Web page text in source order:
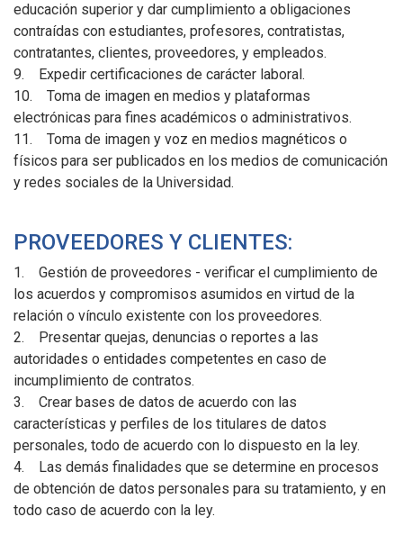
educación superior y dar cumplimiento a obligaciones
contraídas con estudiantes, profesores, contratistas,
contratantes, clientes, proveedores, y empleados.
9. Expedir certificaciones de carácter laboral.
10. Toma de imagen en medios y plataformas
electrónicas para fines académicos o administrativos.
11. Toma de imagen y voz en medios magnéticos o
físicos para ser publicados en los medios de comunicación
y redes sociales de la Universidad.
PROVEEDORES Y CLIENTES:
1. Gestión de proveedores - verificar el cumplimiento de
los acuerdos y compromisos asumidos en virtud de la
relación o vínculo existente con los proveedores.
2. Presentar quejas, denuncias o reportes a las
autoridades o entidades competentes en caso de
incumplimiento de contratos.
3. Crear bases de datos de acuerdo con las
características y perfiles de los titulares de datos
personales, todo de acuerdo con lo dispuesto en la ley.
4. Las demás finalidades que se determine en procesos
de obtención de datos personales para su tratamiento, y en
todo caso de acuerdo con la ley.